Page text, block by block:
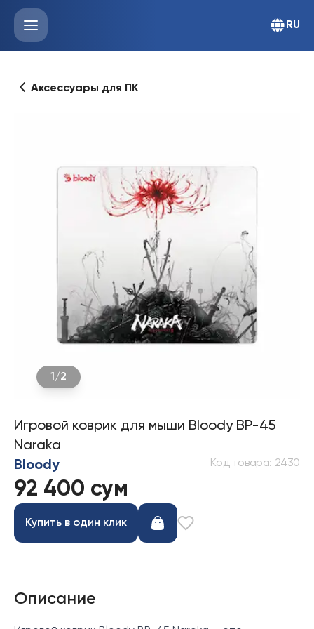
RU
Аксессуары для ПК
1 /2
Игровой коврик для мыши Bloody BP-45
Naraka
Bloody
Код товара: 2430
92 400 сум
Купить в один клик
Описание